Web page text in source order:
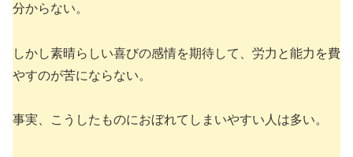
分からない。
しかし素晴らしい喜びの感情を期待して、労力と能力を費
やすのが苦にならない。
事実、こうしたものにおぼれてしまいやすい人は多い。